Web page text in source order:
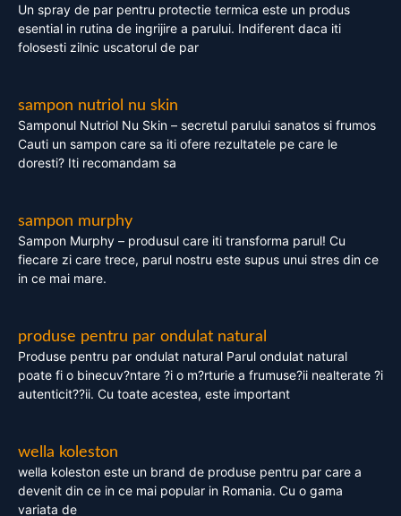
Un spray de par pentru protectie termica este un produs
esential in rutina de ingrijire a parului. Indiferent daca iti
folosesti zilnic uscatorul de par
sampon nutriol nu skin
Samponul Nutriol Nu Skin – secretul parului sanatos si frumos
Cauti un sampon care sa iti ofere rezultatele pe care le
doresti? Iti recomandam sa
sampon murphy
Sampon Murphy – produsul care iti transforma parul! Cu
fiecare zi care trece, parul nostru este supus unui stres din ce
in ce mai mare.
produse pentru par ondulat natural
Produse pentru par ondulat natural Parul ondulat natural
poate fi o binecuv?ntare ?i o m?rturie a frumuse?ii nealterate ?i
autenticit??ii. Cu toate acestea, este important
wella koleston
wella koleston este un brand de produse pentru par care a
devenit din ce in ce mai popular in Romania. Cu o gama
variata de